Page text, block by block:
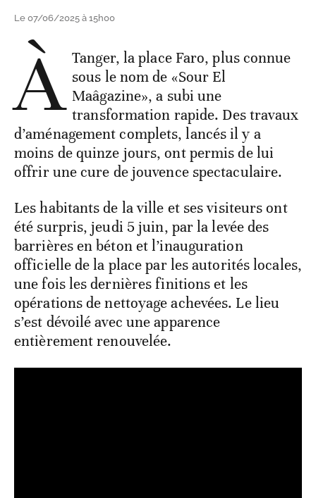
Le 07/06/2025 à 15h00
À Tanger, la place Faro, plus connue
sous le nom de «Sour El
Maâgazine», a subi une
transformation rapide. Des travaux
d’aménagement complets, lancés il y a
moins de quinze jours, ont permis de lui
offrir une cure de jouvence spectaculaire.
Les habitants de la ville et ses visiteurs ont
été surpris, jeudi 5 juin, par la levée des
barrières en béton et l’inauguration
officielle de la place par les autorités locales,
une fois les dernières finitions et les
opérations de nettoyage achevées. Le lieu
s’est dévoilé avec une apparence
entièrement renouvelée.